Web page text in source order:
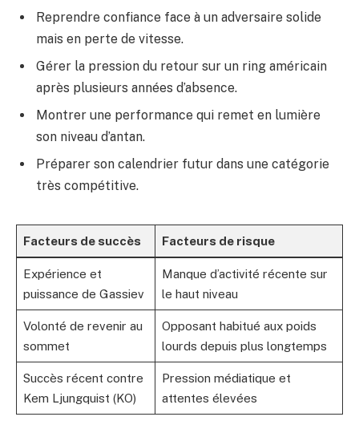
Reprendre confiance face à un adversaire solide
mais en perte de vitesse.
Gérer la pression du retour sur un ring américain
après plusieurs années d’absence.
Montrer une performance qui remet en lumière
son niveau d’antan.
Préparer son calendrier futur dans une catégorie
très compétitive.
Facteurs de succès Facteurs de risque
Expérience et
puissance de Gassiev
Manque d’activité récente sur
le haut niveau
Volonté de revenir au
sommet
Opposant habitué aux poids
lourds depuis plus longtemps
Succès récent contre
Kem Ljungquist (KO)
Pression médiatique et
attentes élevées